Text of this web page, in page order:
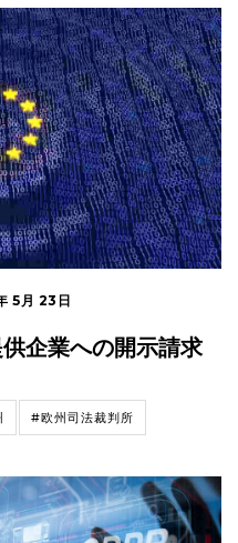
5月 23日
企業への開示請求
#欧州司法裁判所